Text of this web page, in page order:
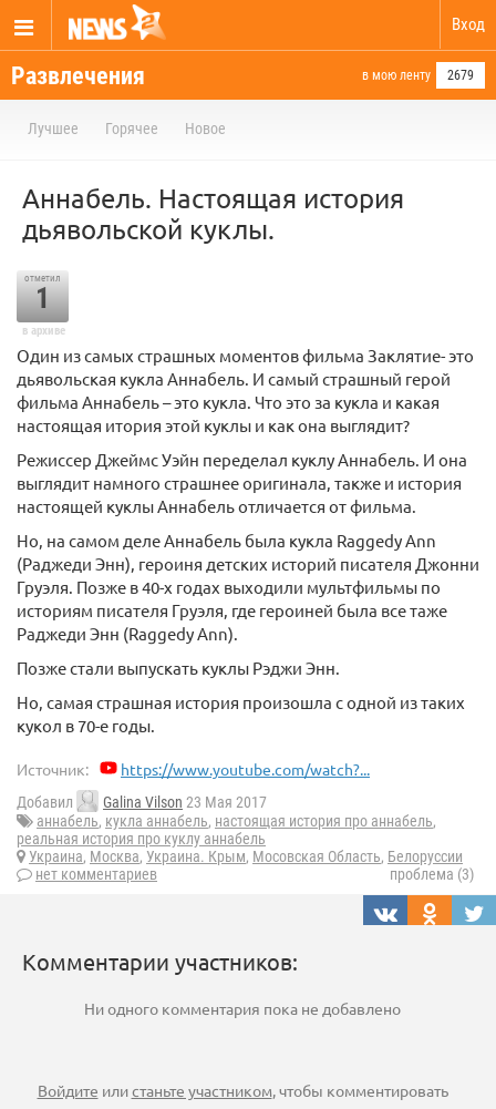
Вход
Развлечения в мою ленту 2679
Лучшее Горячее Новое
Аннабель. Настоящая история
дьявольской куклы.
отметил
1
в архиве
Один из самых страшных моментов фильма Заклятие- это
дьявольская кукла Аннабель. И самый страшный герой
фильма Аннабель – это кукла. Что это за кукла и какая
настоящая итория этой куклы и как она выглядит?
Режиссер Джеймс Уэйн переделал куклу Аннабель. И она
выглядит намного страшнее оригинала, также и история
настоящей куклы Аннабель отличается от фильма.
Но, на самом деле Аннабель была кукла Raggedy Ann
(Раджеди Энн), героиня детских историй писателя Джонни
Груэля. Позже в 40-х годах выходили мультфильмы по
историям писателя Груэля, где героиней была все таже
Раджеди Энн (Raggedy Ann).
Позже стали выпускать куклы Рэджи Энн.
Но, самая страшная история произошла с одной из таких
кукол в 70-е годы.
Источник: https://www.youtube.com/watch?...
Добавил Galina Vilson 23 Мая 2017
аннабель, кукла аннабель, настоящая история про аннабель,
реальная история про куклу аннабель
Украина, Москва, Украина. Крым, Мосовская Область, Белоруссии
нет комментариев
проблема (3)
Комментарии участников:
Ни одного комментария пока не добавлено
Войдите илистаньте участником, чтобы комментировать